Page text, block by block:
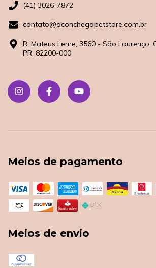
(41) 3026-7872
contato@aconchegopetstore.com.br
R. Mateus Leme, 3560 - São Lourenço,
PR, 82200-000
Meios de pagamento
Meios de envio